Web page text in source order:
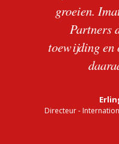
groeien.
Partners
toewijding en
Directeur -